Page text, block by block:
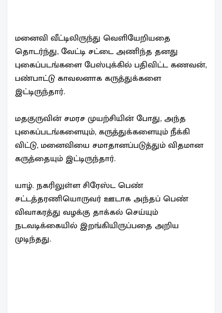
மனைவி வீட்டிலிருந்து வெளியேறியதை
தொடர்ந்து, வேட்டி சட்டை அணிந்த தனது
புகைப்படங்களை பேஸ்புக்கில் பதிவிட்ட கணவன்,
பண்பாட்டு காவலனாக கருத்துக்களை
இட்டிருந்தார்.
மதகுருவின் சமரச முயற்சியின் போது, அந்த
புகைப்படங்களையும், கருத்துக்களையும் நீக்கி
விட்டு, மனைவியை சமாதானப்படுத்தும் விதமான
கருத்தையும் இட்டிருந்தார்.
யாழ். நகரிலுள்ள சிரேஸ்ட பெண்
சட்டத்தரணியொருவர் ஊடாக அந்தப் பெண்
விவாகரத்து வழக்கு தாக்கல் செய்யும்
நடவடிக்கையில் இறங்கியிருப்பதை அறிய
முடிந்தது.